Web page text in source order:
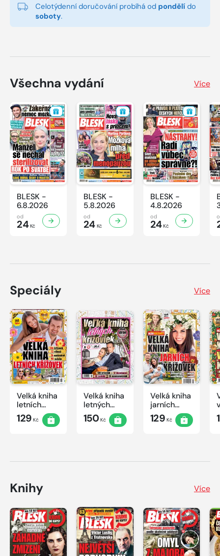
Celotýdenní doručování probíhá od pondělí do
soboty.
Všechna vydání Více
BLESK -
6.8.2026
od
24Kč
BLESK -
5.8.2026
od
24Kč
BLESK -
4.8.2026
od
24Kč
Speciály Více
Velká kniha
letních
křížovek
2026
129 Kč
Velká kniha
letných
krížoviek s
TV JOJ
150Kč
Velká kniha
jarních
křížovek
2026
129 Kč
Knihy Více